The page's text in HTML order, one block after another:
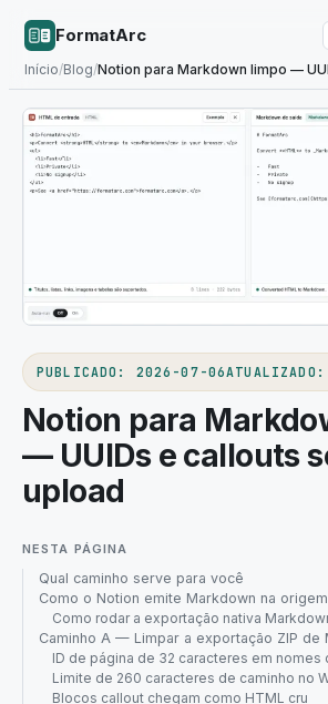
FormatArc
Início/Blog/
PUBLICADO : 2026-07-06ATUALIZADO
Notion para
— UUIDs e callouts
upload
NESTA PÁGINA
Qual caminho serve para você
Como o Notion emite Markdown na origem
Como rodar a exportação nativa
Caminho A — Limpar a exportação ZIP de
ID de página de 32 caracteres em nomes
Limite de 260 caracteres de caminho no
Blocos callout chegam como HTML cru